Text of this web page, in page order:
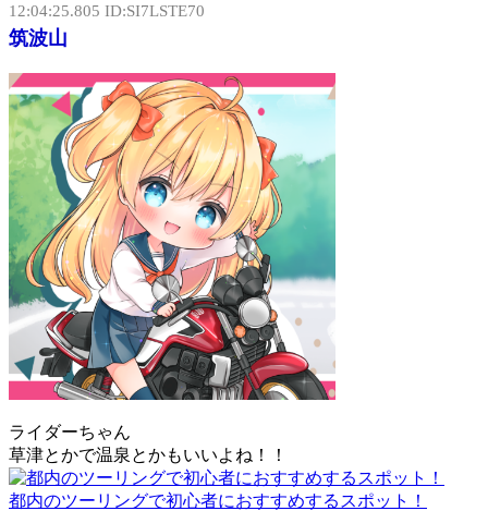
12:04:25.805 ID:SI7LSTE70
筑波山
ライダーちゃん
草津とかで温泉とかもいいよね！！
都内のツーリングで初心者におすすめするスポット！